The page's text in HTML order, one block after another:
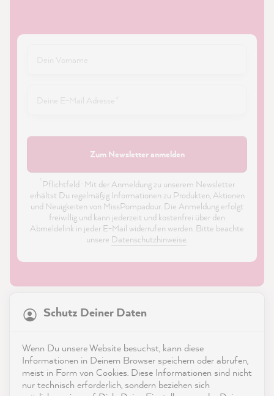
Zum Newsletter anmelden
Pflichtfeld · Mit der Anmeldung zu unserem Newsletter
erhältst Du regelmäßig Informationen zu Produkten, Aktionen
und Neuigkeiten von MissPompadour. Die Anmeldung erfolgt
freiwillig und kann jederzeit und kostenfrei über den
Abmeldelink in jeder E-Mail widerrufen werden. Bitte beachte
unsere Datenschutzhinweise.
Service
Schutz Deiner Daten
Wenn Du unsere Website besuchst, kann diese
Informationen in Deinem Browser speichern oder abrufen,
meist in Form von Cookies. Diese Informationen sind nicht
nur technisch erforderlich, sondern beziehen sich
21.874Bewertungen
reviews-io